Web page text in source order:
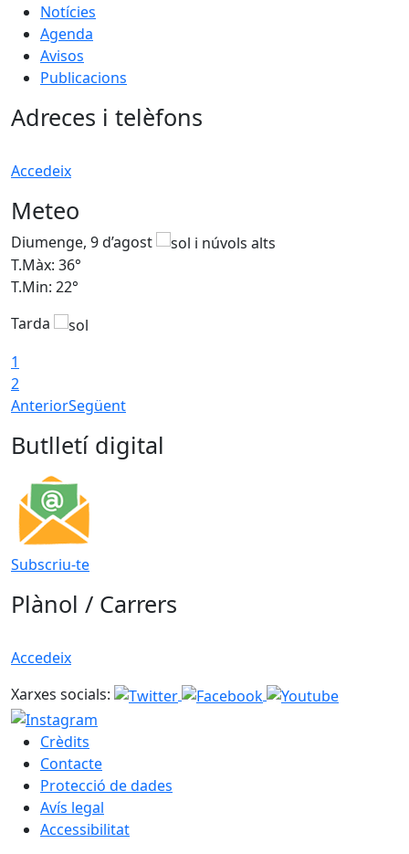
Notícies
Agenda
Avisos
Publicacions
Adreces i telèfons
Accedeix
Meteo
Diumenge, 9 d’agost
T.Màx: 36°
T.Min: 22°
Tarda
1
2
AnteriorSegüent
Butlletí digital
Subscriu-te
Plànol / Carrers
Accedeix
Xarxes socials:
Crèdits
Contacte
Protecció de dades
Avís legal
Accessibilitat